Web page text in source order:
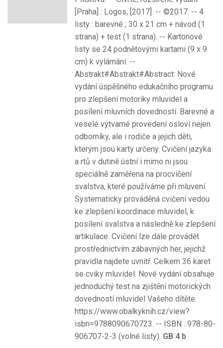
[Praha] : Logos, [2017]. -- ©2017. -- 4
listy : barevné ; 30 x 21 cm + návod (1
strana) + test (1 strana). -- Kartonové
listy se 24 podnětovými kartami (9 x 9
cm) k vylámání. --
Abstrakt#Abstrakt#Abstract: Nové
vydání úspěšného edukačního programu
pro zlepšení motoriky mluvidel a
posílení mluvních dovedností. Barevné a
veselé výtvarné provedení osloví nejen
odborníky, ale i rodiče a jejich děti,
kterým jsou karty určeny. Cvičení jazyka
a rtů v dutině ústní i mimo ni jsou
speciálně zaměřena na procvičení
svalstva, které používáme při mluvení.
Systematicky prováděná cvičení vedou
ke zlepšení koordinace mluvidel, k
posílení svalstva a následně ke zlepšení
artikulace. Cvičení lze dále provádět
prostřednictvím zábavných her, jejichž
pravidla najdete uvnitř. Celkem 36 karet
se cviky mluvidel. Nové vydání obsahuje
jednoduchý test na zjištění motorických
dovedností mluvidel Vašeho dítěte.
https://www.obalkyknih.cz/view?
isbn=9788090670723. -- ISBN : 978-80-
906707-2-3 (volné listy). GB 4 b